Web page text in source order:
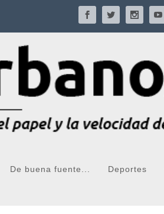
De buena fuente... Deportes